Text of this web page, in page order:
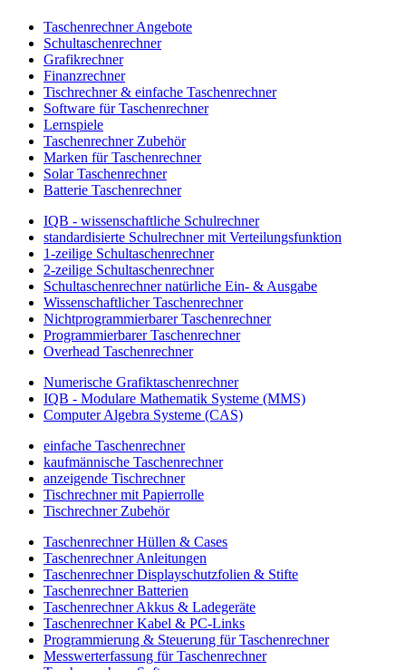
Taschenrechner Angebote
Schultaschenrechner
Grafikrechner
Finanzrechner
Tischrechner & einfache Taschenrechner
Software für Taschenrechner
Lernspiele
Taschenrechner Zubehör
Marken für Taschenrechner
Solar Taschenrechner
Batterie Taschenrechner
IQB - wissenschaftliche Schulrechner
standardisierte Schulrechner mit Verteilungsfunktion
1-zeilige Schultaschenrechner
2-zeilige Schultaschenrechner
Schultaschenrechner natürliche Ein- & Ausgabe
Wissenschaftlicher Taschenrechner
Nichtprogrammierbarer Taschenrechner
Programmierbarer Taschenrechner
Overhead Taschenrechner
Numerische Grafiktaschenrechner
IQB - Modulare Mathematik Systeme (MMS)
Computer Algebra Systeme (CAS)
einfache Taschenrechner
kaufmännische Taschenrechner
anzeigende Tischrechner
Tischrechner mit Papierrolle
Tischrechner Zubehör
Taschenrechner Hüllen & Cases
Taschenrechner Anleitungen
Taschenrechner Displayschutzfolien & Stifte
Taschenrechner Batterien
Taschenrechner Akkus & Ladegeräte
Taschenrechner Kabel & PC-Links
Programmierung & Steuerung für Taschenrechner
Messwerterfassung für Taschenrechner